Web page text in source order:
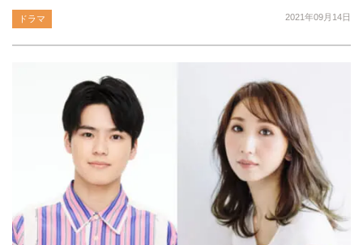
2021年09月14日
ドラマ